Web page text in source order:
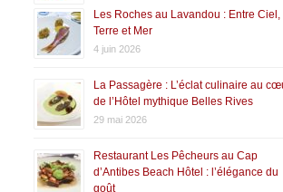
Les Roches au Lavandou : Entre Ciel,
Terre et Mer
4 juin 2026
La Passagère : L’éclat culinaire au
de l’Hôtel mythique Belles Rives
29 mai 2026
Restaurant Les Pêcheurs au Cap
d’Antibes Beach Hôtel : l’élégance du
goût